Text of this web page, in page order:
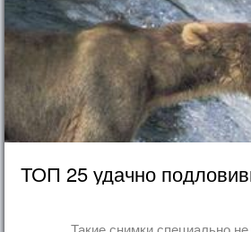
ТОП 25 удачно